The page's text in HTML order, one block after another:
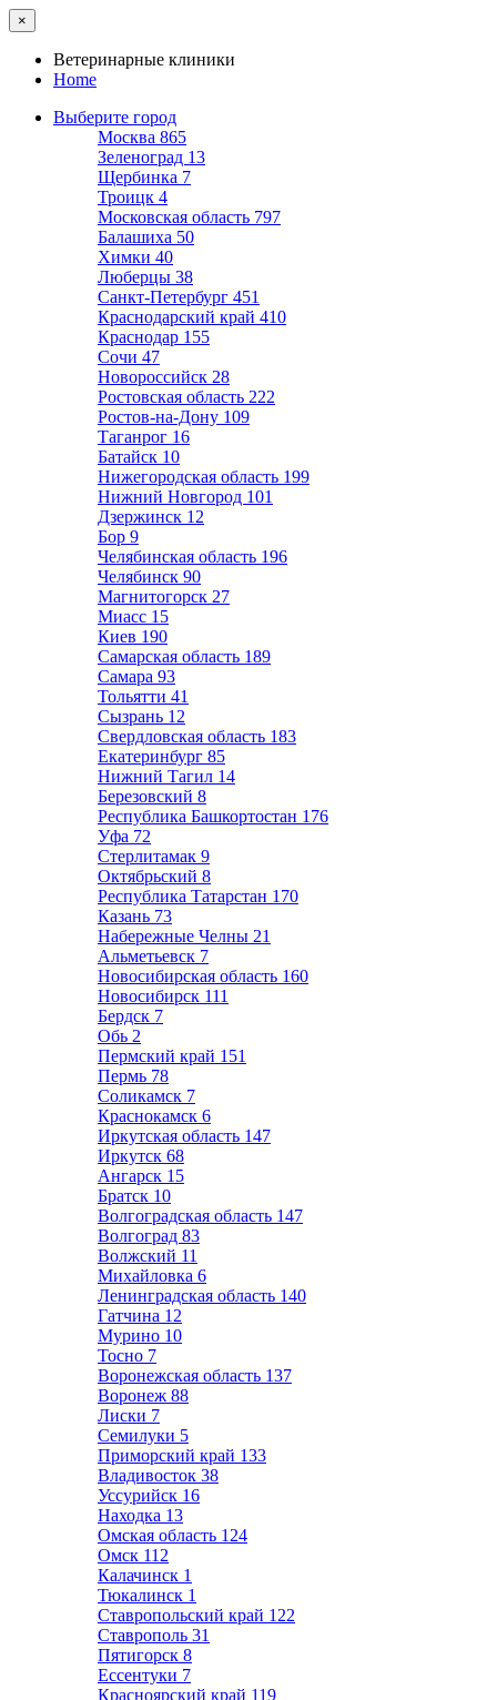
×
Ветеринарные клиники
Home
Выберите город
Москва 865
Зеленоград 13
Щербинка 7
Троицк 4
Московская область 797
Балашиха 50
Химки 40
Люберцы 38
Санкт-Петербург 451
Краснодарский край 410
Краснодар 155
Сочи 47
Новороссийск 28
Ростовская область 222
Ростов-на-Дону 109
Таганрог 16
Батайск 10
Нижегородская область 199
Нижний Новгород 101
Дзержинск 12
Бор 9
Челябинская область 196
Челябинск 90
Магнитогорск 27
Миасс 15
Киев 190
Самарская область 189
Самара 93
Тольятти 41
Сызрань 12
Свердловская область 183
Екатеринбург 85
Нижний Тагил 14
Березовский 8
Республика Башкортостан 176
Уфа 72
Стерлитамак 9
Октябрьский 8
Республика Татарстан 170
Казань 73
Набережные Челны 21
Альметьевск 7
Новосибирская область 160
Новосибирск 111
Бердск 7
Обь 2
Пермский край 151
Пермь 78
Соликамск 7
Краснокамск 6
Иркутская область 147
Иркутск 68
Ангарск 15
Братск 10
Волгоградская область 147
Волгоград 83
Волжский 11
Михайловка 6
Ленинградская область 140
Гатчина 12
Мурино 10
Тосно 7
Воронежская область 137
Воронеж 88
Лиски 7
Семилуки 5
Приморский край 133
Владивосток 38
Уссурийск 16
Находка 13
Омская область 124
Омск 112
Калачинск 1
Тюкалинск 1
Ставропольский край 122
Ставрополь 31
Пятигорск 8
Ессентуки 7
Красноярский край 119